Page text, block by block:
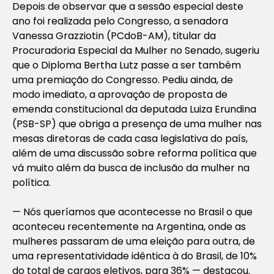
Depois de observar que a sessão especial deste
ano foi realizada pelo Congresso, a senadora
Vanessa Grazziotin (PCdoB-AM), titular da
Procuradoria Especial da Mulher no Senado, sugeriu
que o Diploma Bertha Lutz passe a ser também
uma premiação do Congresso. Pediu ainda, de
modo imediato, a aprovação de proposta de
emenda constitucional da deputada Luiza Erundina
(PSB-SP) que obriga a presença de uma mulher nas
mesas diretoras de cada casa legislativa do país,
além de uma discussão sobre reforma política que
vá muito além da busca de inclusão da mulher na
política.
— Nós queríamos que acontecesse no Brasil o que
aconteceu recentemente na Argentina, onde as
mulheres passaram de uma eleição para outra, de
uma representatividade idêntica à do Brasil, de 10%
do total de cargos eletivos, para 36% — destacou.